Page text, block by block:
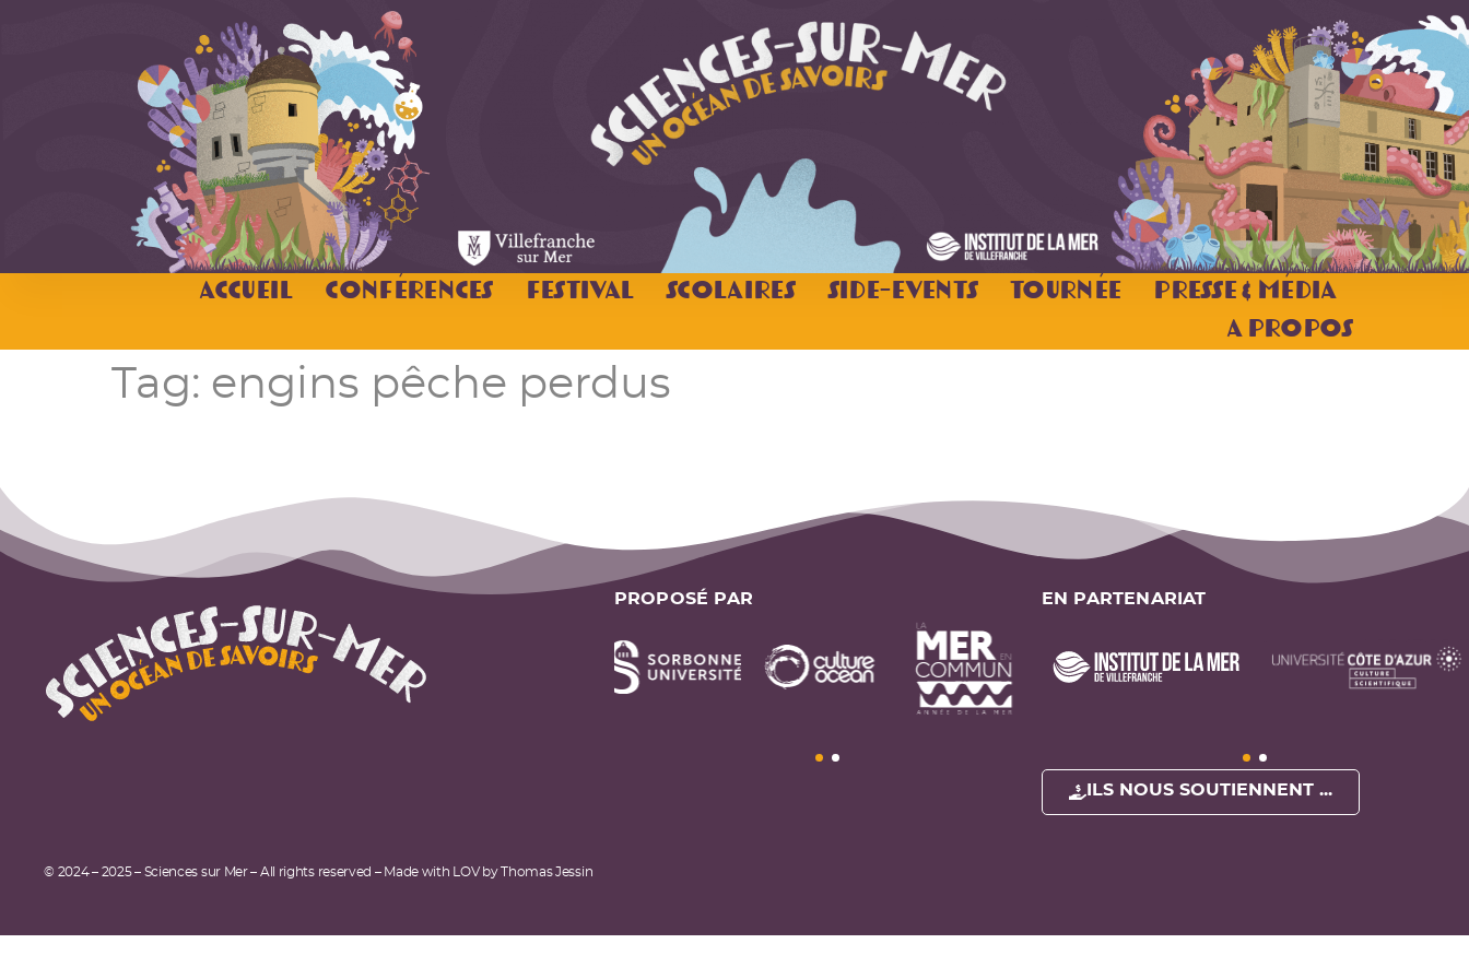
Accueil Conférences Festival Scolaires Side-Events Tournée
Presse & Média
A Propos
Tag: engins pêche perdus
PROPOSÉ PAR EN PARTENARIAT
ILS NOUS SOUTIENNENT ...
© 2024 – 2025 – Sciences sur Mer – All rights reserved – Made with LOV by Thomas Jessin